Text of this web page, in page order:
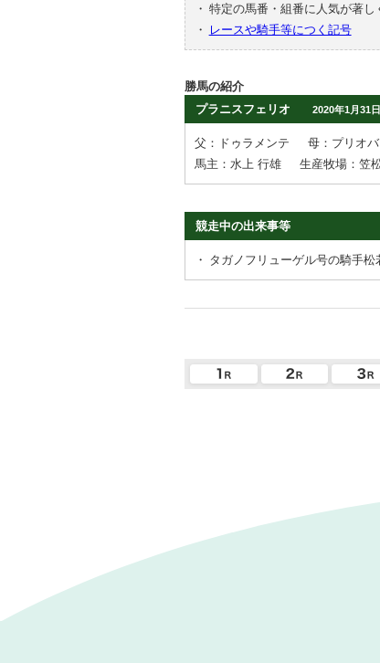
・ 特定の馬番・組番に人気が著し
・
レースや騎手等につく記号
勝馬の紹介
プラニスフェリオ
2020年1月31
父：ドゥラメンテ
母：プリオ
馬主：水上 行雄
生産牧場：笠
競走中の出来事等
・ タガノフリューゲル号の騎手